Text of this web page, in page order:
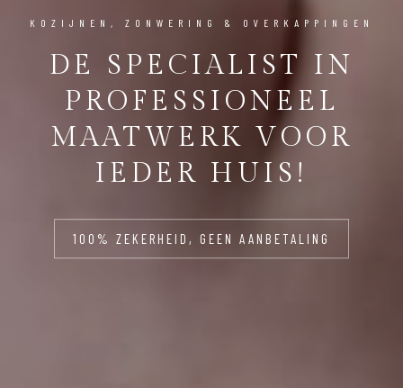
KOZIJNEN, ZONWERING & OVERKAPPINGEN
DE SPECIALIST IN
PROFESSIONEEL
MAATWERK VOOR
IEDER HUIS!
100% ZEKERHEID, GEEN AANBETALING